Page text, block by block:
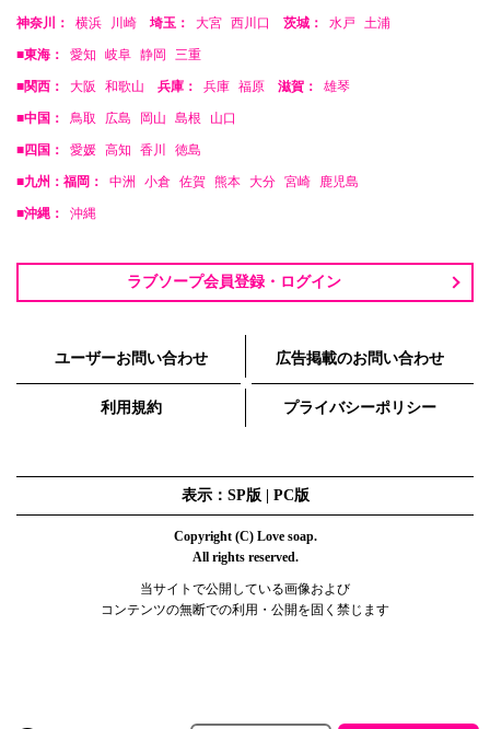
神奈川： 横浜 川崎 埼玉： 大宮 西川口 茨城： 水戸 土浦
■東海： 愛知 岐阜 静岡 三重
■関西： 大阪 和歌山 兵庫： 兵庫 福原 滋賀： 雄琴
■中国： 鳥取 広島 岡山 島根 山口
■四国： 愛媛 高知 香川 徳島
■九州：福岡： 中洲 小倉 佐賀 熊本 大分 宮崎 鹿児島
■沖縄： 沖縄
ラブソープ会員登録・ログイン
ユーザーお問い合わせ 広告掲載のお問い合わせ
利用規約 プライバシーポリシー
表示：SP版 | PC版
Copyright (C) Love soap.
All rights reserved.
当サイトで公開している画像および
コンテンツの無断での利用・公開を固く禁じます